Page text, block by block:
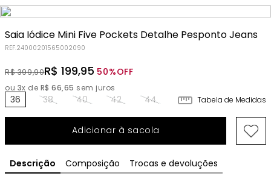
Saia Iódice Mini Five Pockets Detalhe Pesponto Jeans
REF.24000201565002090
R$ 399,90R$ 199,95 50%OFF
ou 3x de R$ 66,65 sem juros
36 38 40 42 44 Tabela de Medidas
Adicionar à sacola
Descrição Composição Trocas e devoluções